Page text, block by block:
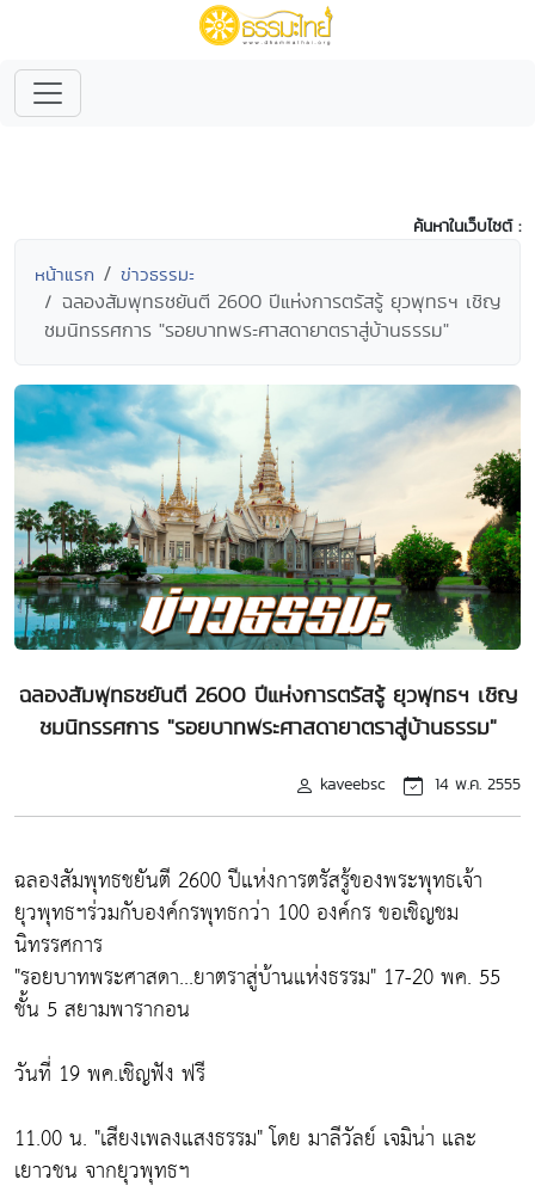
ค้นหาในเว็บไซต์ :
หน้าแรก ข่าวธรรมะ
ฉลองสัมพุทธชยันตี 2600 ปีแห่งการตรัสรู้ ยุวพุทธฯ เชิญ
ชมนิทรรศการ "รอยบาทพระศาสดายาตราสู่บ้านธรรม"
ฉลองสัมพุทธชยันตี 2600 ปีแห่งการตรัสรู้ ยุวพุทธฯ เชิญ
ชมนิทรรศการ "รอยบาทพระศาสดายาตราสู่บ้านธรรม"
kaveebsc 14 พ.ค. 2555
ฉลองสัมพุทธชยันตี 2600 ปีแห่งการตรัสรู้ของพระพุทธเจ้า
ยุวพุทธฯร่วมกับองค์กรพุทธกว่า 100 องค์กร ขอเชิญชม
นิทรรศการ
"รอยบาทพระศาสดา...ยาตราสู่บ้านแห่งธรรม" 17-20 พค. 55
ชั้น 5 สยามพารากอน
วันที่ 19 พค.เชิญฟัง ฟรี
11.00 น. "เสียงเพลงแสงธรรม" โดย มาลีวัลย์ เจมิน่า และ
เยาวชน จากยุวพุทธฯ